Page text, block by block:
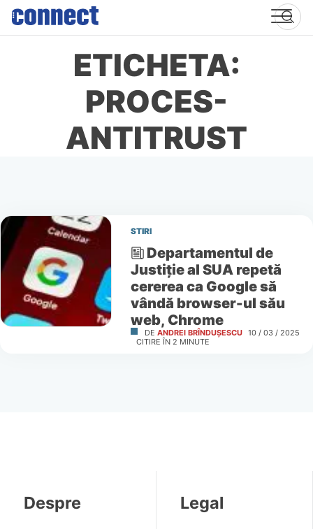
Skip
content
ETICHETA:
PROCES-
ANTITRUST
STIRI
Departamentul de
Justiție al SUA repetă
cererea ca Google să
vândă browser-ul său
web, Chrome
DE ANDREI BRÎNDUȘESCU 10 / 03 / 2025
CITIRE ÎN 2 MINUTE
Despre Legal